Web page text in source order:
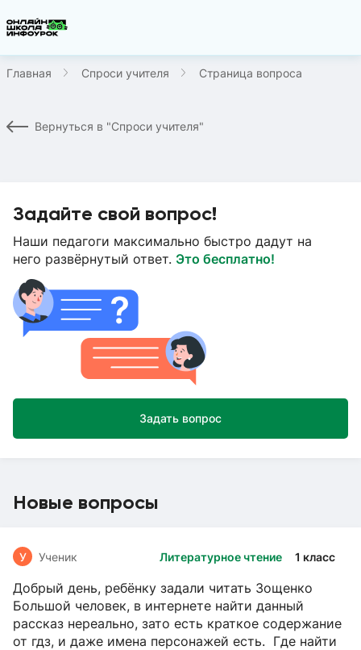
Главная Спроси учителя Страница вопроса
Вернуться в "Спроси учителя"
Задайте свой вопрос!
Наши педагоги максимально быстро дадут на
него развёрнутый ответ. Это бесплатно!
Задать вопрос
Новые вопросы
Литературное чтение 1 класс
У Ученик
Добрый день, ребёнку задали читать Зощенко
Большой человек, в интернете найти данный
рассказ нереально, зато есть краткое содержание
от гдз, и даже имена персонажей есть. Где найти